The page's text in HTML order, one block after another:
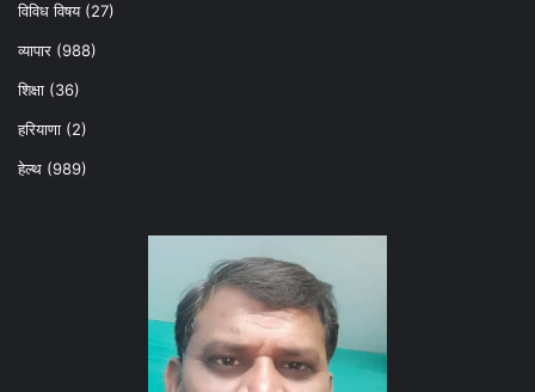
विविध विषय(27)
व्यापार (988)
शिक्षा (36)
हरियाणा (2)
हेल्‍थ (989)